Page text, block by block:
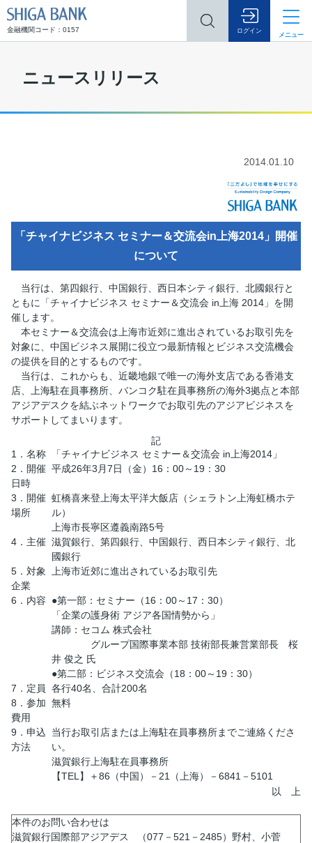
金融機関コード：0157 ログイン
メニュー
ニュースリリース
2014.01.10
「チャイナビジネス セミナー＆交流会in上海2014」開催
について
当行は、第四銀行、中国銀行、西日本シティ銀行、北國銀行と
ともに「チャイナビジネス セミナー＆交流会 in上海 2014」を開
催します。
本セミナー＆交流会は上海市近郊に進出されているお取引先を
対象に、中国ビジネス展開に役立つ最新情報とビジネス交流機会
の提供を目的とするものです。
当行は、これからも、近畿地銀で唯一の海外支店である香港支
店、上海駐在員事務所、バンコク駐在員事務所の海外3拠点と本部
アジアデスクを結ぶネットワークでお取引先のアジアビジネスを
サポートしてまいります。
記
1．名称
「チャイナビジネス セミナー＆交流会 in上海2014」
2．開催
日時
平成26年3月7日（金）16：00～19：30
3．開催
場所
虹橋喜来登上海太平洋大飯店（シェラトン上海虹橋ホテ
ル）
上海市長寧区遵義南路5号
4．主催 滋賀銀行、第四銀行、中国銀行、西日本シティ銀行、北
國銀行
5．対象
企業
上海市近郊に進出されているお取引先
6．内容
●第一部：セミナー（16：00～17：30）
「企業の護身術 アジア各国情勢から」
講師：セコム 株式会社
グループ国際事業本部 技術部長兼営業部長 桜
井 俊之 氏
●第二部：ビジネス交流会（18：00～19：30）
7．定員
各行40名、合計200名
8．参加
費用
無料
9．申込
方法
当行お取引店または上海駐在員事務所までご連絡くださ
い。
滋賀銀行上海駐在員事務所
【TEL】＋86（中国）－21（上海）－6841－5101
以 上
本件のお問い合わせは
滋賀銀行国際部アジアデス
（077－521－2485） 野村、小菅